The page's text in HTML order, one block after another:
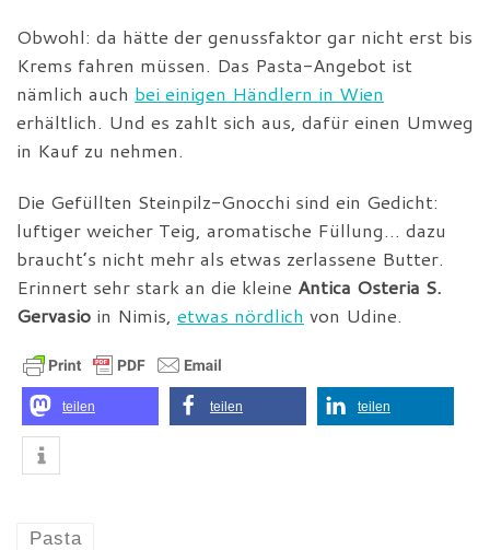
Obwohl: da hätte der genussfaktor gar nicht erst bis
Krems fahren müssen. Das Pasta-Angebot ist
nämlich auch bei einigen Händlern in Wien
erhältlich. Und es zahlt sich aus, dafür einen Umweg
in Kauf zu nehmen.
Die Gefüllten Steinpilz-Gnocchi sind ein Gedicht:
luftiger weicher Teig, aromatische Füllung… dazu
braucht’s nicht mehr als etwas zerlassene Butter.
Erinnert sehr stark an die kleine Antica Osteria S.
Gervasio in Nimis, etwas nördlich von Udine.
teilen teilen teilen
Pasta